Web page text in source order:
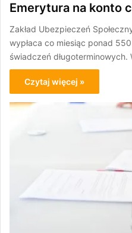
Emerytura na konto
Zakład Ubezpieczeń
wypłaca co miesiąc ponad
świadczeń długoterminowych.
Czytaj więcej »